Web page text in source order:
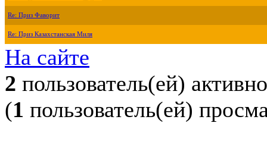
Re: Приз Фаворит
Re: Приз Казахстанская Миля
На сайте
2 пользователь(ей) активно
(1 пользователь(ей)